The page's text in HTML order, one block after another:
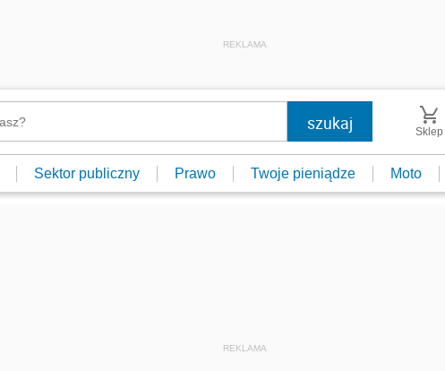
REKLAMA
Sklep
Sektor publiczny Prawo Twoje pieniądze Moto